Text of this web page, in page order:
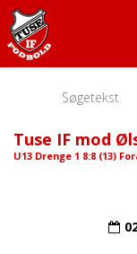
Tuse IF mod
U13 Drenge 1 8:8 (13)